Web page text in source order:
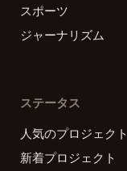
スポーツ
ジャーナリズム
ステータス
人気のプロジェクト
新着プロジェクト